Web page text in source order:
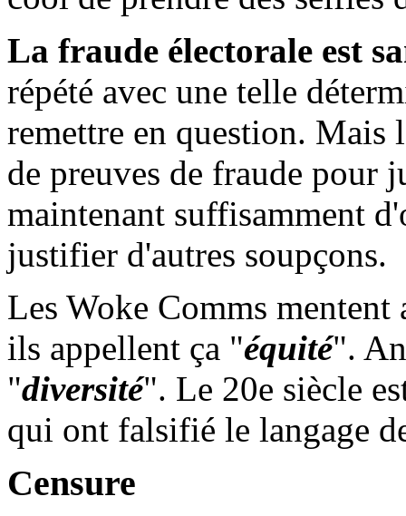
La fraude électorale est
répété avec une telle
remettre en question.
de preuves de fraude pour
maintenant suffisamment
justifier d'autres soupçons.
Les Woke Comms mentent
ils appellent ça "équité".
"diversité". Le 20e siècle
qui ont falsifié le langage
Censure